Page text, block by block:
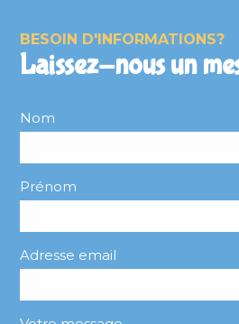
BESOIN D'INFORMATIONS?
Laissez-nous un
Nom
Prénom
Adresse email